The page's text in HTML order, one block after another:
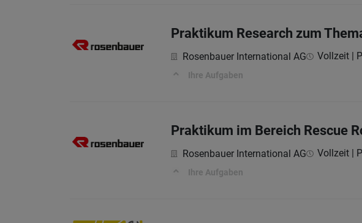
Praktikum Research zum
Rosenbauer International AG Vollzeit |
Ihre Aufgaben
Praktikum im Bereich Rescue
Rosenbauer International AG Vollzeit |
Ihre Aufgaben